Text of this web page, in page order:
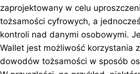
zaprojektowany w celu
tożsamości cyfrowych, a
kontroli nad danymi osobowymi.
Wallet jest możliwość korzystania
dowodów tożsamości w sposób